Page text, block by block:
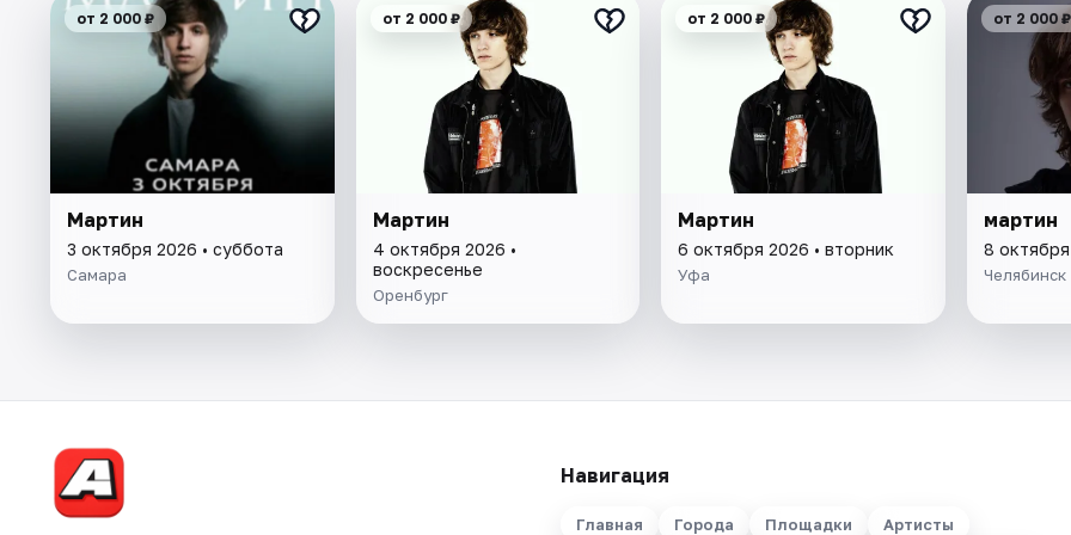
от 2 000 ₽
Мартин
3 октября 2026 • суббота
Самара
от 2 000 ₽
Мартин
4 октября 2026 •
воскресенье
Оренбург
от 2 000 ₽
Мартин
6 октября 2026 • вторник
Уфа
от 2 000 ₽
мартин
8
Челябинск
Навигация
Главная Города Площадки Артисты